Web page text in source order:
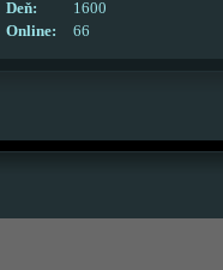
Online: 66
Deň:
1600